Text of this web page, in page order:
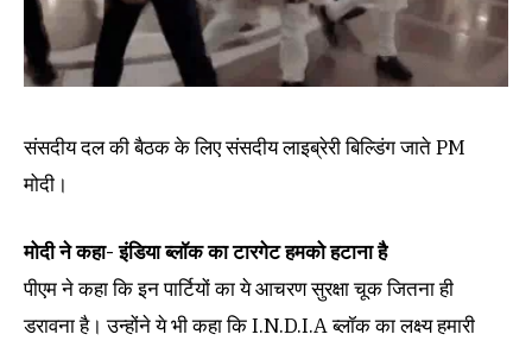
संसदीय दल की बैठक के लिए संसदीय लाइब्रेरी बिल्डिंग जाते PM
मोदी।
मोदी ने कहा- इंडिया ब्लॉक का टारगेट हमको हटाना है
पीएम ने कहा कि इन पार्टियों का ये आचरण सुरक्षा चूक जितना ही
डरावना है। उन्होंने ये भी कहा कि I.N.D.I.A ब्लॉक का लक्ष्य हमारी